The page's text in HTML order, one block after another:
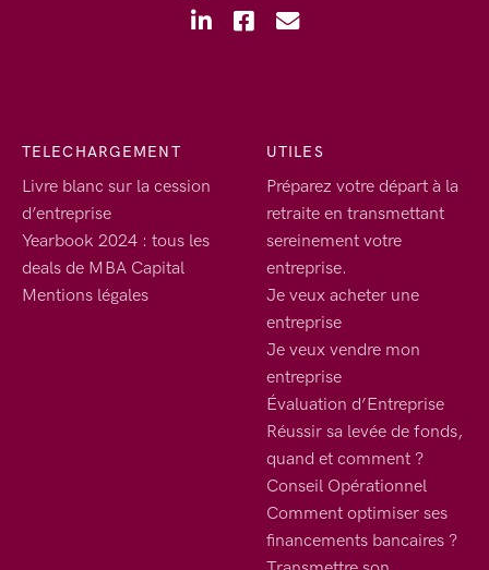
TELECHARGEMENT
Livre blanc sur la cession
d’entreprise
Yearbook 2024 : tous les
deals de MBA Capital
Mentions légales
UTILES
Préparez votre départ à la
retraite en transmettant
sereinement votre
entreprise.
Je veux acheter une
entreprise
Je veux vendre mon
entreprise
Évaluation d’Entreprise
Réussir sa levée de fonds,
quand et comment ?
Conseil Opérationnel
Comment optimiser ses
financements bancaires ?